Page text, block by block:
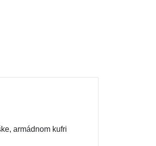
armádnom kufri